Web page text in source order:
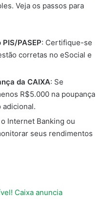
Veja os passos para
PASEP: Certifique-se
corretas no eSocial e
da CAIXA: Se
R$5.000 na poupança
adicional.
Internet Banking ou
seus rendimentos
Caixa anuncia